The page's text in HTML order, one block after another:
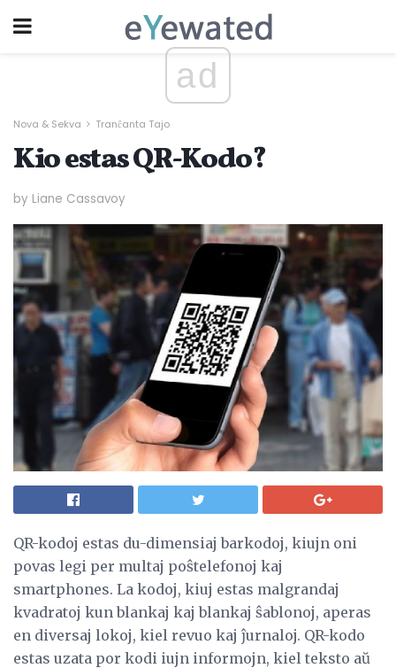
ad
Nova & Sekva Tranĉanta Tajo
Kio estas QR-Kodo?
by Liane Cassavoy
QR-kodoj estas du-dimensiaj barkodoj, kiujn oni
povas legi per multaj poŝtelefonoj kaj
smartphones. La kodoj, kiuj estas malgrandaj
kvadratoj kun blankaj kaj blankaj ŝablonoj, aperas
en diversaj lokoj, kiel revuo kaj ĵurnaloj. QR-kodo
estas uzata por kodi iujn informojn, kiel teksto aŭ